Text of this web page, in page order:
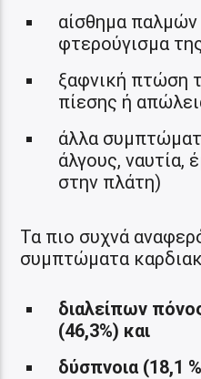
αίσθημα
φτερούγισμα
ξαφνική πτώση
πίεσης ή
άλλα
άλγους, ναυτία,
στην πλάτη)
Τα πιο συχνά
συμπτώματα
διαλείπων
(46,3%) και
δύσπνοια (18,1